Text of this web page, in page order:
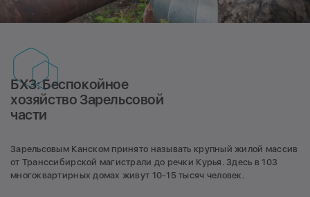
БХЗ: Беспокойное
хозяйство Зарельсовой
части
Зарельсовым Канском принято называть крупный жилой массив
от Транссибирской магистрали до речки Курья. Здесь в 103
многоквартирных домах живут 10-15 тысяч человек.